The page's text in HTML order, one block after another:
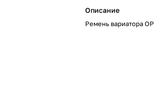
Описание
Ремень вариатора